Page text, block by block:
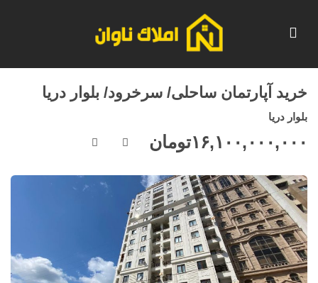
خرید آپارتمان ساحلی/ سرخرود/ بلوار دریا
بلوار دریا
۱۶,۱۰۰,۰۰۰,۰۰۰تومان